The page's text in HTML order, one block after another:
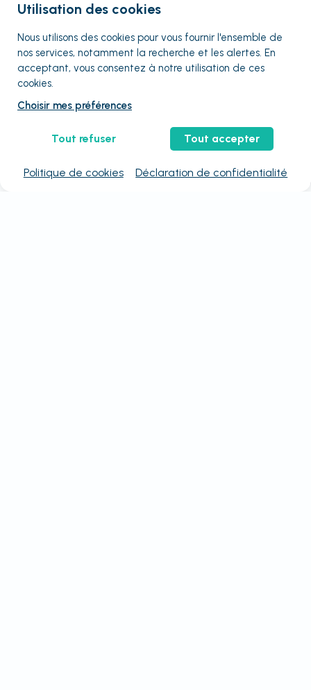
Utilisation des cookies
Nous utilisons des cookies pour vous fournir l'ensemble de
nos services, notamment la recherche et les alertes. En
acceptant, vous consentez à notre utilisation de ces
cookies.
Choisir mes préférences
Tout refuser Tout accepter
Politique de cookies Déclaration de confidentialité